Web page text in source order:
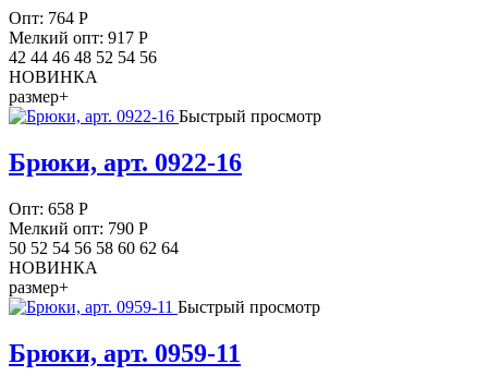
Опт: 764 Р
Мелкий опт: 917 Р
42 44 46 48 52 54 56
НОВИНКА
размер+
Быстрый просмотр
Брюки, арт. 0922-16
Опт: 658 Р
Мелкий опт: 790 Р
50 52 54 56 58 60 62 64
НОВИНКА
размер+
Быстрый просмотр
Брюки, арт. 0959-11